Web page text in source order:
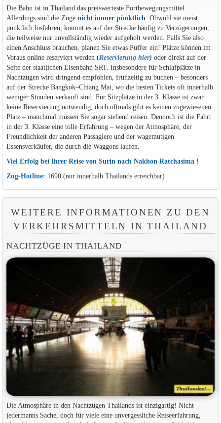
Die Bahn ist in Thailand das preiswerteste Fortbewegungsmittel.
Allerdings sind die Züge nicht immer pünktlich . Obwohl sie meist
pünktlich losfahren, kommt es auf der Strecke häufig zu Verzögerungen,
die teilweise nur unvollständig wieder aufgeholt werden. Falls Sie also
einen Anschluss brauchen, planen Sie etwas Puffer ein! Plätze können im
Voraus online reserviert werden (Reservierung hier) oder direkt auf der
Seite der staatlichen Eisenbahn SRT. Insbesondere für Schlafplätze in
Nachtzügen wird dringend empfohlen, frühzeitig zu buchen – besonders
auf der Strecke Bangkok–Chiang Mai, wo die besten Tickets oft innerhalb
weniger Stunden verkauft sind. Für Sitzplätze in der 3. Klasse ist zwar
keine Reservierung notwendig, doch oftmals gibt es keinen zugewiesenen
Platz – manchmal müssen Sie sogar stehend reisen. Dennoch ist die Fahrt
in der 3. Klasse eine tolle Erfahrung – wegen der Atmosphäre, der
Freundlichkeit der anderen Passagiere und der wagemutigen
Essensverkäufer, die durch die Waggons laufen.
Viel Erfolg bei Ihrer Reise von Surin nach Nakhon Ratchasima !
Zug-Hotline: 1690 (nur innerhalb Thailands erreichbar)
WEITERE INFORMATIONEN ZU DEN
VERKEHRSMITTELN IN THAILAND
NACHTZÜGE IN THAILAND
Die Atmosphäre in den Nachtzügen Thailands ist einzigartig! Nicht
jedermanns Sache, doch für viele eine unvergessliche Reiseerfahrung,